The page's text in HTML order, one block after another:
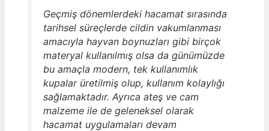
Geçmiş dönemlerdeki hacamat sırasında
tarihsel süreçlerde cildin vakumlanması
amacıyla hayvan boynuzları gibi birçok
materyal kullanılmış olsa da günümüzde
bu amaçla modern, tek kullanımlık
kupalar üretilmiş olup, kullanım kolaylığı
sağlamaktadır. Ayrıca ateş ve cam
malzeme ile de geleneksel olarak
hacamat uygulamaları devam